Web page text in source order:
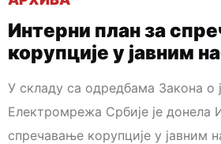
Интерни план за
корупције у јавним
У складу са одредбама Закона о
Електромрежа Србије је донела
спречавање корупције у јавним